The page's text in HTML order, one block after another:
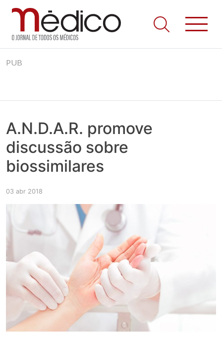
to
Jornal Médico
Médico – O Jornal de Todos os Médicos. Onde as notícias
realmente contam! Tudo o que se passa na Saúde!
PUB
A.N.D.A.R. promove
discussão sobre
biossimilares
03 abr 2018